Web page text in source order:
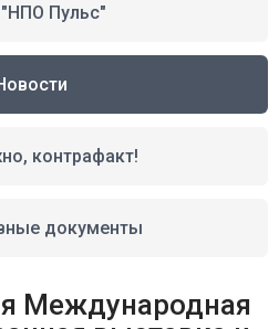
"НПО Пульс"
контрафакт!
документы
Международная